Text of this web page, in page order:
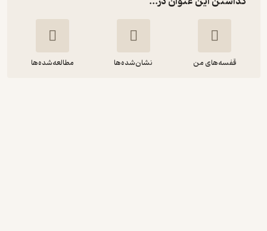
قفسه‌های من نشان‌شده‌ها مطالعه‌شده‌ها